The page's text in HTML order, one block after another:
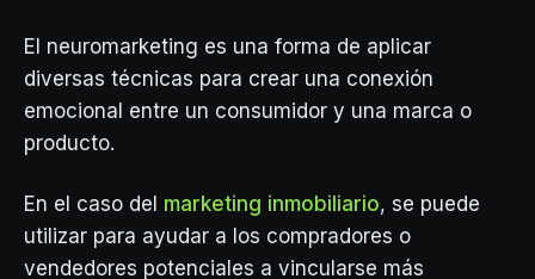
El neuromarketing es una forma de aplicar
diversas técnicas para crear una conexión
emocional entre un consumidor y una marca o
producto.
En el caso del marketing inmobiliario, se puede
utilizar para ayudar a los compradores o
vendedores potenciales a vincularse más